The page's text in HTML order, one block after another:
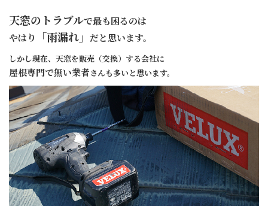
天窓のトラブルで最も困るのは
やはり
「雨漏れ」 だと思います。
しかし現在、天窓を販売（交換）する会社に
屋根専門で無い業者さんも多いと思います。